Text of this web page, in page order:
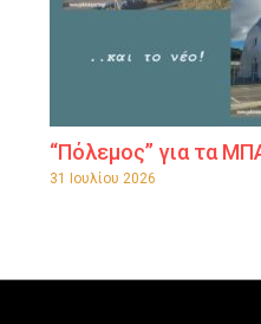
“Πόλεμος” για τα
31 Ιουλίου 2026